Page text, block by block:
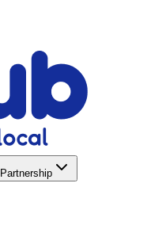
Partnership